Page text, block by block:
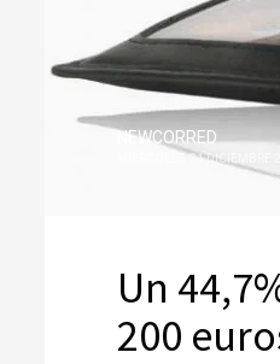
NEWCORRED
MIÉRCOLES, 21 DICIEMBRE
Un
200